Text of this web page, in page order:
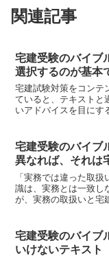
関連記事
宅建受験のバイブ
選択するのが基本
宅建試験対策をコンテ
ていると、テキストと
いアドバイスを目にす
宅建受験のバイブ
異なれば、それは
「実務では違った取
識は、実務とは一致し
が、実務の取扱いと宅
宅建受験のバイブ
いけないテキスト